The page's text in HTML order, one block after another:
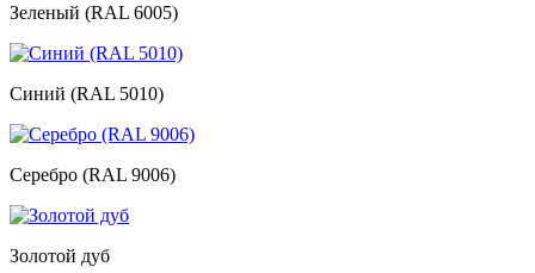
Зеленый (RAL 6005)
Синий (RAL 5010)
Серебро (RAL 9006)
Золотой дуб